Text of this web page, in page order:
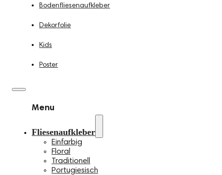
Bodenfliesenaufkleber
Dekorfolie
Kids
Poster
Menu
Fliesenaufkleber
Einfarbig
Floral
Traditionell
Portugiesisch